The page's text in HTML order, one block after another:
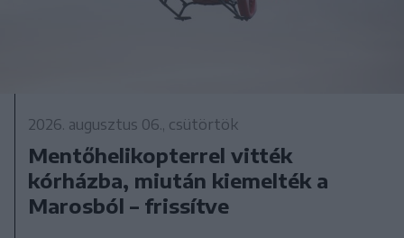
2026. augusztus 06., csütörtök
Mentőhelikopterrel vitték
kórházba, miután kiemelték a
Marosból – frissítve